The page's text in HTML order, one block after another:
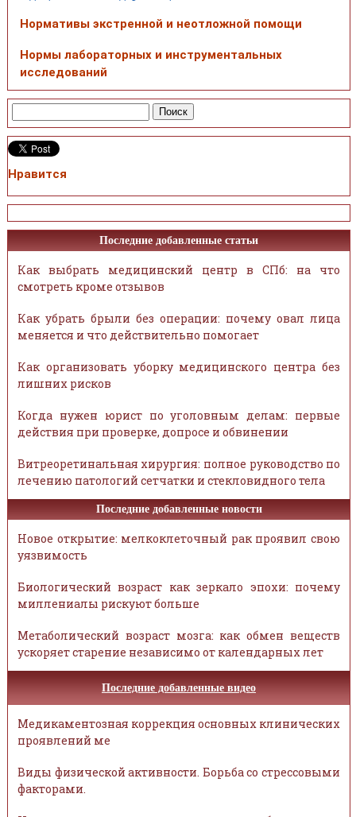
Нормативы экстренной и неотложной помощи
Нормы лабораторных и инструментальных
исследований
Нравится
Последние добавленные статьи
Как выбрать медицинский центр в СПб: на что
смотреть кроме отзывов
Как убрать брыли без операции: почему овал лица
меняется и что действительно помогает
Как организовать уборку медицинского центра без
лишних рисков
Когда нужен юрист по уголовным делам: первые
действия при проверке, допросе и обвинении
Витреоретинальная хирургия: полное руководство по
лечению патологий сетчатки и стекловидного тела
Последние добавленные новости
Новое открытие: мелкоклеточный рак проявил свою
уязвимость
Биологический возраст как зеркало эпохи: почему
миллениалы рискуют больше
Метаболический возраст мозга: как обмен веществ
ускоряет старение независимо от календарных лет
Последние добавленные видео
Медикаментозная коррекция основных клинических
проявлений ме
Виды физической активности. Борьба со стрессовыми
факторами.